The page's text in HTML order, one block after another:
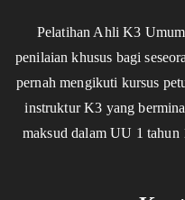
Pelatihan Ahli K3
penilaian khusus bagi
pernah mengikuti kursus
instruktur K3 yang
maksud dalam UU 1 tahun